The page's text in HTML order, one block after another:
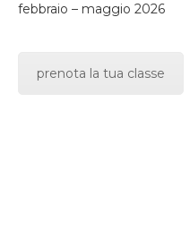
febbraio – maggio 2026
prenota la tua classe